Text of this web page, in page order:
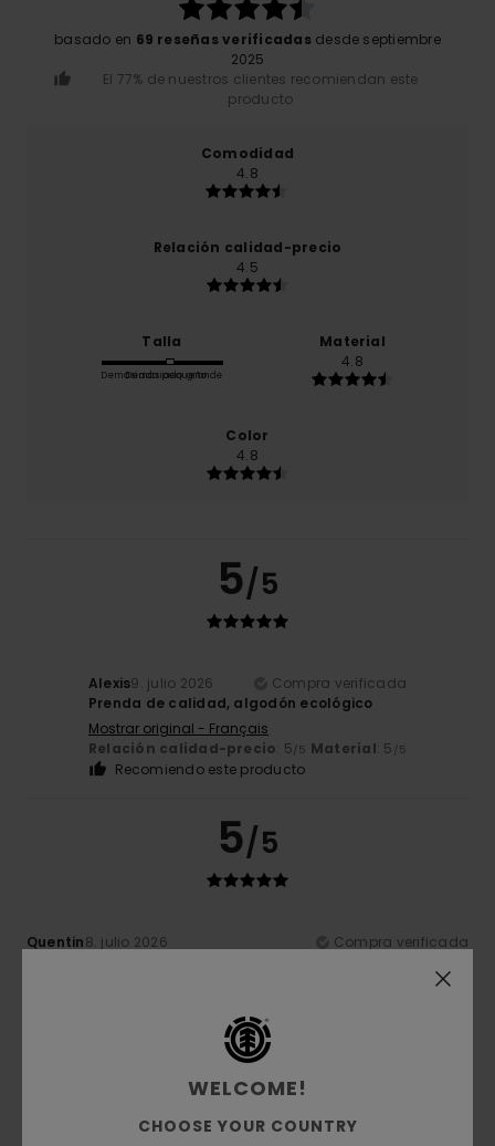
basado en 69 reseñas verificadas desde septiembre
2025
El 77% de nuestros clientes recomiendan este
producto
Comodidad
4.8
Relación calidad-precio
4.5
Talla
Demasiado pequeño
Demasiado grande
Material
4.8
Color
4.8
5/5
Alexis9. julio 2026
Compra verificada
Prenda de calidad, algodón ecológico
Mostrar original - Français
Relación calidad-precio: 5/5 Material: 5 /5
Recomiendo este producto
5/5
Quentin8. julio 2026
Compra verificada
Color: 5/5
5/5
WELCOME!
CHOOSE YOUR COUNTRY